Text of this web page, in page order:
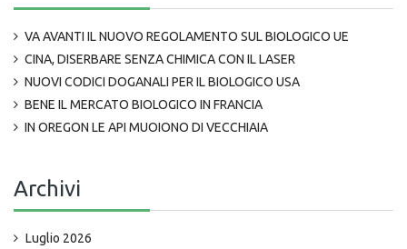
VA AVANTI IL NUOVO REGOLAMENTO SUL BIOLOGICO UE
CINA, DISERBARE SENZA CHIMICA CON IL LASER
NUOVI CODICI DOGANALI PER IL BIOLOGICO USA
BENE IL MERCATO BIOLOGICO IN FRANCIA
IN OREGON LE API MUOIONO DI VECCHIAIA
Archivi
Luglio 2026